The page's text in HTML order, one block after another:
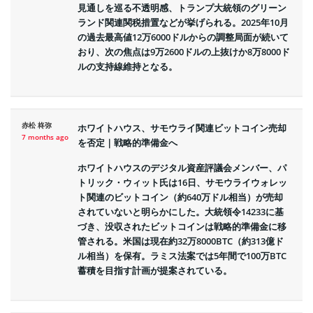
見通しを巡る不透明感、トランプ大統領のグリーン
ランド関連関税措置などが挙げられる。2025年10月
の過去最高値12万6000ドルからの調整局面が続いて
おり、次の焦点は9万2600ドルの上抜けか8万8000ド
ルの支持線維持となる。
赤松 柊弥
7 months ago
ホワイトハウス、サモウライ関連ビットコイン売却
を否定｜戦略的準備金へ
ホワイトハウスのデジタル資産評議会メンバー、パ
トリック・ウィット氏は16日、サモウライウォレッ
ト関連のビットコイン（約640万ドル相当）が売却
されていないと明らかにした。大統領令14233に基
づき、没収されたビットコインは戦略的準備金に移
管される。米国は現在約32万8000BTC（約313億ド
ル相当）を保有。ラミス法案では5年間で100万BTC
蓄積を目指す計画が提案されている。